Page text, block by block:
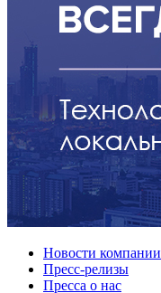
Новости компании
Пресс-релизы
Пресса о нас